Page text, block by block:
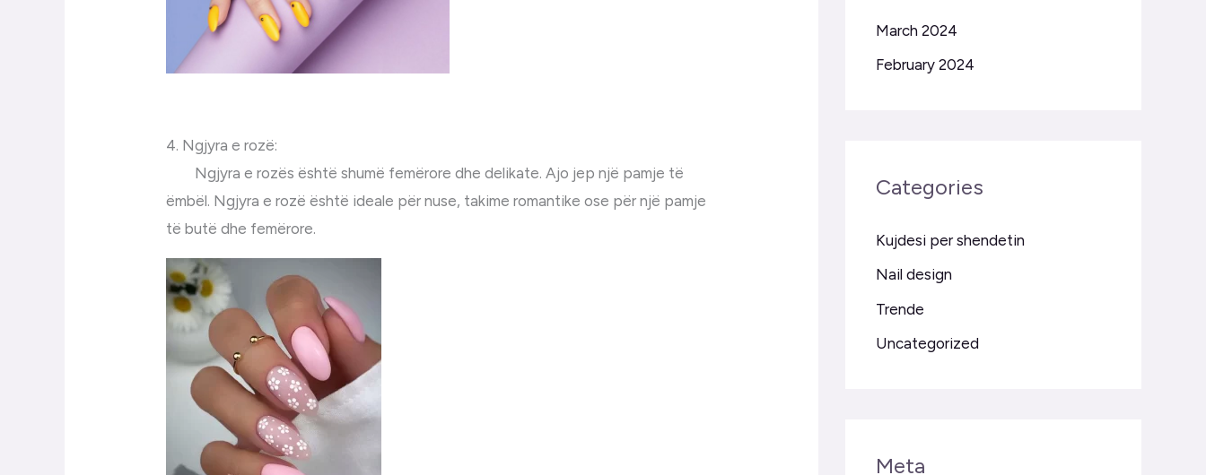
4. Ngjyra e rozë:
Ngjyra e rozës është shumë femërore dhe delikate. Ajo jep një pamje të
ëmbël. Ngjyra e rozë është ideale për nuse, takime romantike ose për një pamje
të butë dhe femërore.
March 2024
February 2024
Categories
Kujdesi per shendetin
Nail design
Trende
Uncategorized
Meta